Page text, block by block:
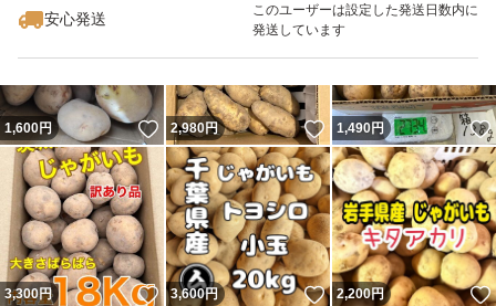
超ワケアリ２０kg4,200円
超ワケアリ１０kg2,500円
メークインもほっかいこがねも同じ価格です。
<発送について>
安心発送
このユーザーは設定した発送日数内に
発送しています
1,600円 いいね！
2,980円 いいね！
1,490円
3,300円 いいね！
3,600円 いいね！
2,200円